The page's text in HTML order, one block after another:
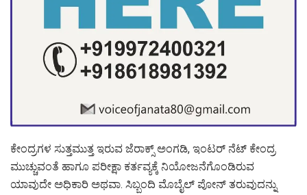
ಕೇಂದ್ರಗಳ ಸುತ್ತಮುತ್ತ ಇರುವ ಜೆರಾಕ್ಸ್ ಅಂಗಡಿ, ಇಂಟ‌ರ್ ನೆಟ್ ಕೇಂದ್ರ
ಮುಚ್ಚುವಂತೆ ಹಾಗೂ ಪರೀಕ್ಷಾ ಕರ್ತವ್ಯಕ್ಕೆ ನಿಯೋಜನೆಗೊಂಡಿರುವ
ಯಾವುದೇ ಅಧಿಕಾರಿ ಅಥವಾ. ಸಿಬ್ಬಂದಿ ಮೊಬೈಲ್ ಪೋನ್ ತರುವುದನ್ನು